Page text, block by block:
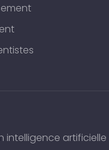
intelligence artificielle